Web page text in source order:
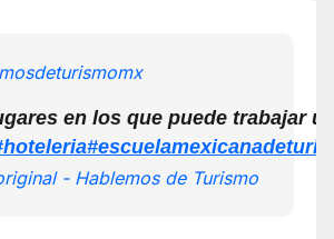
en los que puede trabajar
- Hablemos de Turismo